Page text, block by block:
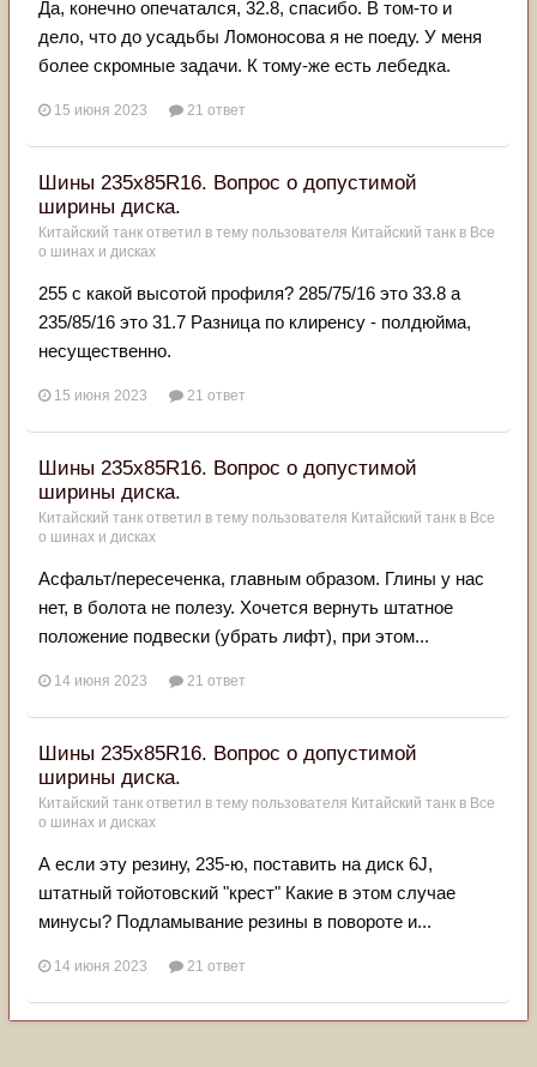
Да, конечно опечатался, 32.8, спасибо. В том-то и
дело, что до усадьбы Ломоносова я не поеду. У меня
более скромные задачи. К тому-же есть лебедка.
15 июня 2023 21 ответ
Шины 235х85R16. Вопрос о допустимой
ширины диска.
Китайский танк ответил в тему пользователя Китайский танк в Все
о шинах и дисках
255 с какой высотой профиля? 285/75/16 это 33.8 а
235/85/16 это 31.7 Разница по клиренсу - полдюйма,
несущественно.
15 июня 2023 21 ответ
Шины 235х85R16. Вопрос о допустимой
ширины диска.
Китайский танк ответил в тему пользователя Китайский танк в Все
о шинах и дисках
Асфальт/пересеченка, главным образом. Глины у нас
нет, в болота не полезу. Хочется вернуть штатное
положение подвески (убрать лифт), при этом...
14 июня 2023 21 ответ
Шины 235х85R16. Вопрос о допустимой
ширины диска.
Китайский танк ответил в тему пользователя Китайский танк в Все
о шинах и дисках
А если эту резину, 235-ю, поставить на диск 6J,
штатный тойотовский "крест" Какие в этом случае
минусы? Подламывание резины в повороте и...
14 июня 2023 21 ответ